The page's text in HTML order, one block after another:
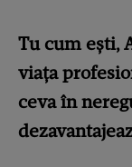
Tu cum ești,
viața
ceva în